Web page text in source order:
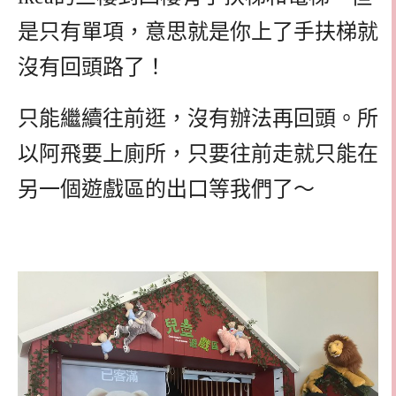
是只有單項，意思就是你上了手扶梯就
沒有回頭路了！
只能繼續往前逛，沒有辦法再回頭。所
以阿飛要上廁所，只要往前走就只能在
另一個遊戲區的出口等我們了～